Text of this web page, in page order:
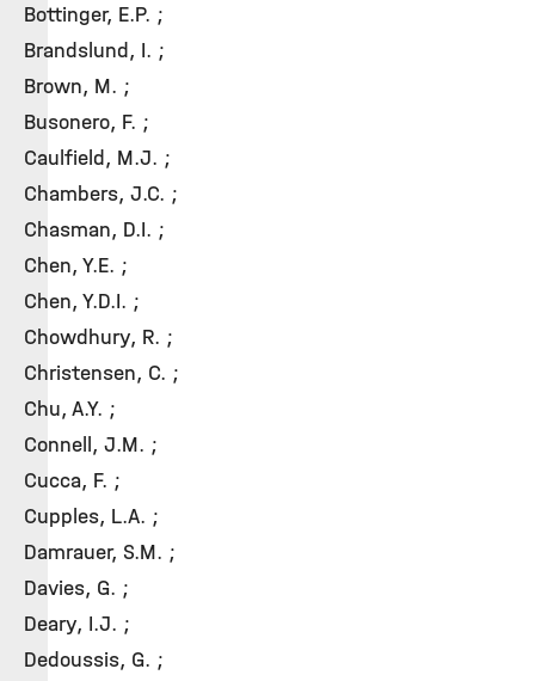
Bottinger, E.P. ;
Brandslund, I. ;
Brown, M. ;
Busonero, F. ;
Caulfield, M.J. ;
Chambers, J.C. ;
Chasman, D.I. ;
Chen, Y.E. ;
Chen, Y.D.I. ;
Chowdhury, R. ;
Christensen, C. ;
Chu, A.Y. ;
Connell, J.M. ;
Cucca, F. ;
Cupples, L.A. ;
Damrauer, S.M. ;
Davies, G. ;
Deary, I.J. ;
Dedoussis, G. ;